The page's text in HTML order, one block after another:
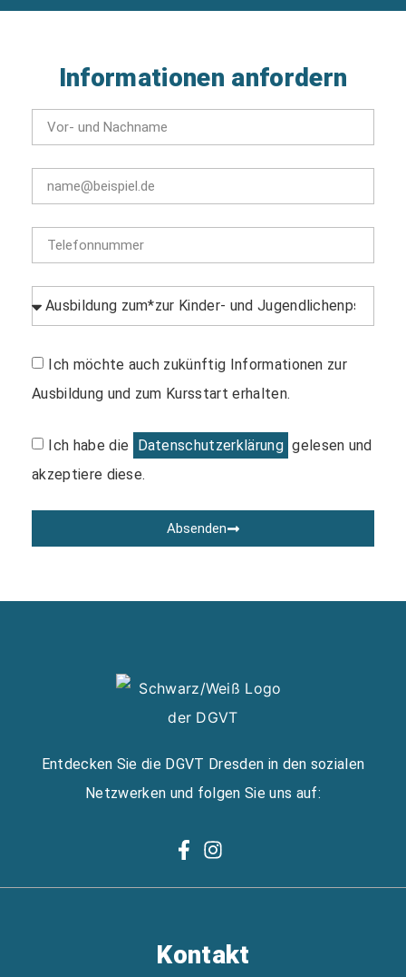
Informationen anfordern
Ich möchte auch zukünftig Informationen zur
Ausbildung und zum Kursstart erhalten.
Ich habe die Datenschutzerklärung gelesen und
akzeptiere diese.
Absenden
Entdecken Sie die DGVT Dresden in den sozialen
Netzwerken und folgen Sie uns auf:
Kontakt